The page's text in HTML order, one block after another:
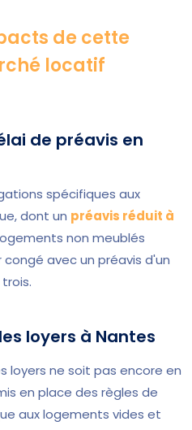
de cette
locatif
de préavis en
spécifiques aux
dont un préavis réduit à
non meublés
avec un préavis d'un
loyers à Nantes
loyers ne soit pas encore en
en place des règles de
aux logements vides et